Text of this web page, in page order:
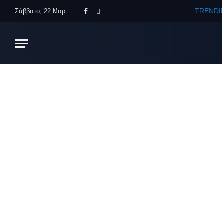
Σάββατο, 22 Μαρ
Facebook
X